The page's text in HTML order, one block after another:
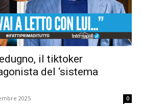
il tiktoker
del ‘sistema
2025 0